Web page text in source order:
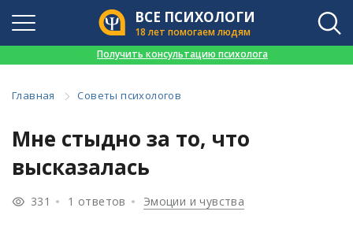
ВСЕ ПСИХОЛОГИ
18 лет помогаем людям
Получить консультацию психолога
Главная Советы психологов
Мне стыдно за то, что
высказалась
331 1 ответов Эмоции и чувства